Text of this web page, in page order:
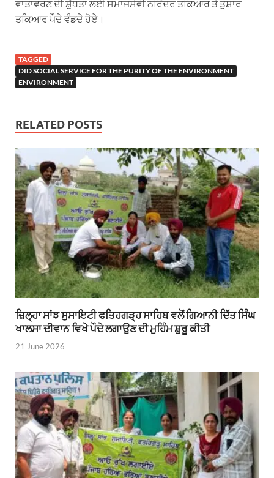
ਵਾਤਾਵਰਣ ਦੀ ਸ਼ੁੱਧਤਾ ਲਈ ਸਮਾਜਸੇਵੀ ਨਰਿੰਦਰ ਤਕਿਆਰ ਤੇ ਤੁਸ਼ਾਰ
ਤਕਿਆਰ ਪੌਦੇ ਵੰਡਦੇ ਹੋਏ।
TAGGED
DID SOCIAL SERVICE FOR THE PURITY OF THE ENVIRONMENT
ENVIRONMENT
RELATED POSTS
ਜ਼ਿਲ੍ਹਾ ਸਾਂਝ ਸੁਸਾਇਟੀ ਫਤਿਹਗੜ੍ਹ ਸਾਹਿਬ ਵਲੋਂ ਗਿਆਨੀ ਦਿੱਤ ਸਿੰਘ
ਖਾਲਸਾ ਦੀਵਾਨ ਵਿਖੇ ਪੌਦੇ ਲਗਾਉਣ ਦੀ ਮੁਹਿੰਮ ਸ਼ੁਰੂ ਕੀਤੀ
21 June 2026